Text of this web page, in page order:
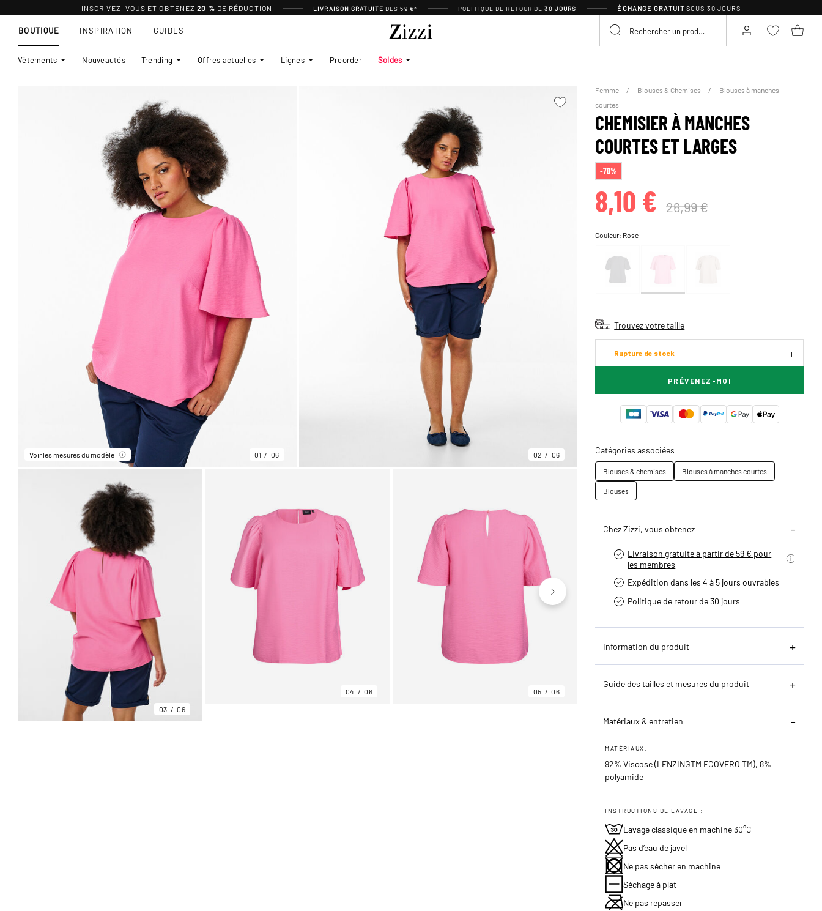
INSCRIVEZ-VOUS ET OBTENEZ 20 % DE RÉDUCTION LIVRAISON GRATUITE DÈS 59 €* POLITIQUE DE RETOUR DE30 JOURS ÉCHANGE GRATUITSOUS 30 JOURS
BOUTIQUE
Vêtements Nouveautés Trending Offres actuelles Lignes Preorder Soldes
INSPIRATION GUIDES
Voir les mesures du modèle 01 06 02 06
03 06
04 06 05 06 06
Femme Blouses & Chemises
Blouses à manches
courtes
CHEMISIER À MANCHES
COURTES ET LARGES
-70%
8,10 € 26,99 €
Couleur: Rose
Trouvez votre taille
Rupture de stock
PRÉVENEZ-MOI
Catégories associées
Blouses & chemises
Blouses à manches courtes
Blouses
Chez Zizzi, vous obtenez
Livraison gratuite à partir de 59 € pour
les membres
Expédition dans les 4 à 5 jours ouvrables
Politique de retour de 30 jours
Information du produit
Guide des tailles et mesures du produit
Matériaux & entretien
MATÉRIAUX:
92% Viscose (LENZINGTM ECOVERO TM), 8%
polyamide
INSTRUCTIONS DE LAVAGE :
Lavage classique en machine 30°C
Pas d’eau de javel
Ne pas sécher en machine
Séchage à plat
Ne pas repasser